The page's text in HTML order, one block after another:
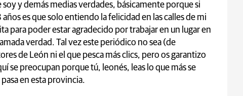
y demás medias verdades, básicamente porque si
es que solo entiendo la felicidad en las calles de mi
para poder estar agradecido por trabajar en un lugar en
verdad. Tal vez este periódico no sea (de
de León ni el que pesca más clics, pero os garantizo
se preocupan porque tú, leonés, leas lo que más se
en esta provincia.